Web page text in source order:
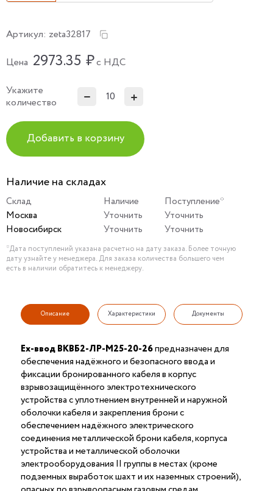
Артикул: zeta32817
Цена 2973.35 ₽с НДС
Укажите
количество
Добавить в корзину
Наличие на складах
Склад Наличие
Поступление*
Москва
Уточнить
Уточнить
Новосибирск
Уточнить Уточнить
*Дата поступлений указана расчетно на дату заказа. Более точную
дату узнайте у менеджера. Для заказа количества большего чем
есть в наличии обратитесь к менеджеру.
Описание Характеристики Документы
Ех-ввод ВКВБ2-ЛР-M25-20-26предназначен для
обеспечения надёжного и безопасного ввода и
фиксации бронированного кабеля в корпус
взрывозащищённого электротехнического
устройства с уплотнением внутренней и наружной
оболочки кабеля и закрепления брони с
обеспечением надёжного электрического
соединения металлической брони кабеля, корпуса
устройства и металлической оболочки
электрооборудования II группы в местах (кроме
подземных выработок шахт и их наземных строений),